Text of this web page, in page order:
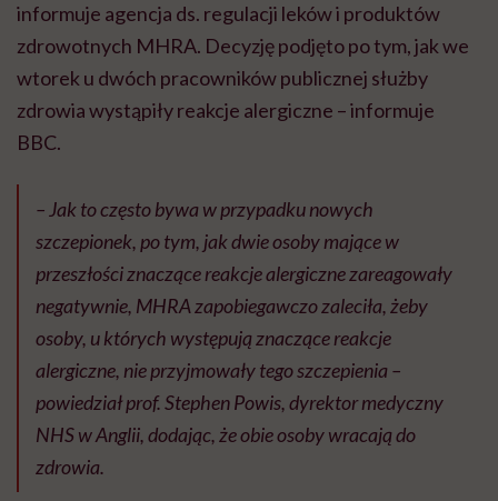
informuje agencja ds. regulacji leków i produktów
zdrowotnych MHRA. Decyzję podjęto po tym, jak we
wtorek u dwóch pracowników publicznej służby
zdrowia wystąpiły reakcje alergiczne – informuje
BBC.
– Jak to często bywa w przypadku nowych
szczepionek, po tym, jak dwie osoby mające w
przeszłości znaczące reakcje alergiczne zareagowały
negatywnie, MHRA zapobiegawczo zaleciła, żeby
osoby, u których występują znaczące reakcje
alergiczne, nie przyjmowały tego szczepienia –
powiedział prof. Stephen Powis, dyrektor medyczny
NHS w Anglii, dodając, że obie osoby wracają do
zdrowia.